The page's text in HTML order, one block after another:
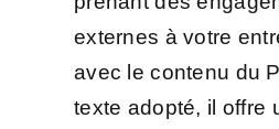
externes à votre
avec le contenu du
texte adopté, il offre